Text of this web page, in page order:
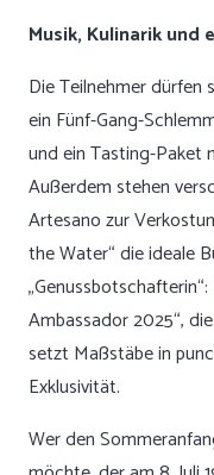
Musik, Kulinarik und
Die Teilnehmer dürfen
ein Fünf-Gang-
und ein Tasting-Paket
Außerdem stehen
Artesano zur
the Water“ die ideale
Ambassador 2025“,
setzt Maßstäbe in
Exklusivität.
Wer den